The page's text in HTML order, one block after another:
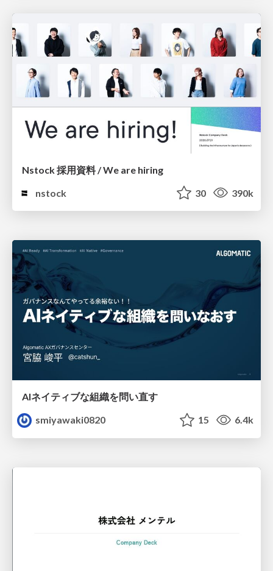
Nstock 採用資料 / We are hiring
nstock
30 390k
AIネイティブな組織を問い直す
smiyawaki0820
15 6.4k